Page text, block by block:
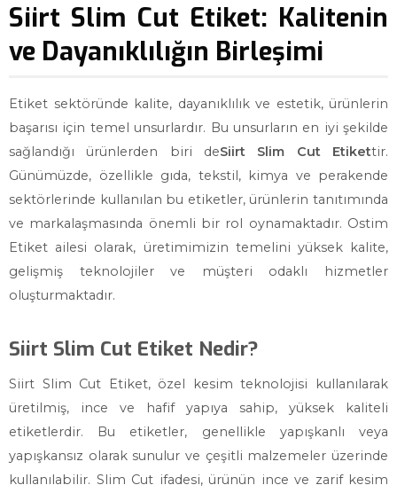
Siirt Slim Cut Etiket: Kalitenin
ve Dayanıklılığın Birleşimi
Etiket sektöründe kalite, dayanıklılık ve estetik, ürünlerin
başarısı için temel unsurlardır. Bu unsurların en iyi şekilde
sağlandığı ürünlerden biri deSiirt Slim Cut Etikettir.
Günümüzde, özellikle gıda, tekstil, kimya ve perakende
sektörlerinde kullanılan bu etiketler, ürünlerin tanıtımında
ve markalaşmasında önemli bir rol oynamaktadır. Ostim
Etiket ailesi olarak, üretimimizin temelini yüksek kalite,
gelişmiş teknolojiler ve müşteri odaklı hizmetler
oluşturmaktadır.
Siirt Slim Cut Etiket Nedir?
Siirt Slim Cut Etiket, özel kesim teknolojisi kullanılarak
üretilmiş, ince ve hafif yapıya sahip, yüksek kaliteli
etiketlerdir. Bu etiketler, genellikle yapışkanlı veya
yapışkansız olarak sunulur ve çeşitli malzemeler üzerinde
kullanılabilir. Slim Cut ifadesi, ürünün ince ve zarif kesim